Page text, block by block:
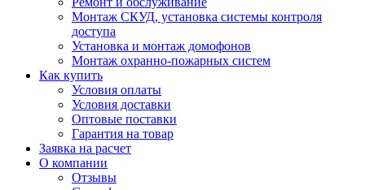
Монтаж СКУД, установка системы контроля
доступа
Установка и монтаж домофонов
Монтаж охранно-пожарных систем
Как купить
Условия оплаты
Условия доставки
Оптовые поставки
Гарантия на товар
Заявка на расчет
О компании
Отзывы